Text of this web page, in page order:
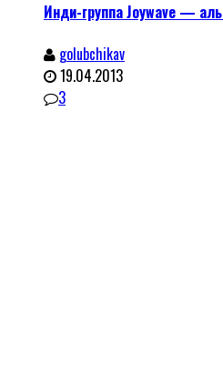
Инди-группа Joywave —
golubchikav
19.04.2013
3